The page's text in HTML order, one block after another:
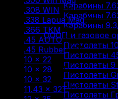
Карабины
Карабины
Карабины
ОООП и газовое
Пистолеты
Пистолеты
Пистолеты 9
Пистолеты
Пистолеты
Пистолеты
.308 WIN (30)
.338 Lapua Mag (2)
.366 ТКМ (5)
.45 AUTO (2)
.45 Rubber (10)
10 × 22
(7)
10 × 28
(14)
10 × 32
(2)
11.43 × 32T (1)